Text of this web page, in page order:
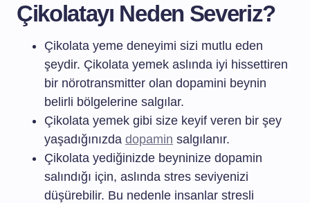
Çikolatayı Neden Severiz?
Çikolata yeme deneyimi sizi mutlu eden
şeydir. Çikolata yemek aslında iyi hissettiren
bir nörotransmitter olan dopamini beynin
belirli bölgelerine salgılar.
Çikolata yemek gibi size keyif veren bir şey
yaşadığınızda dopamin salgılanır.
Çikolata yediğinizde beyninize dopamin
salındığı için, aslında stres seviyenizi
düşürebilir. Bu nedenle insanlar stresli